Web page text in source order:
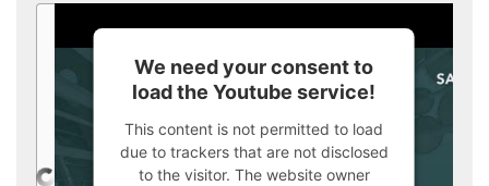
We need your consent to
load the Youtube service!
This content is not permitted to load
due to trackers that are not disclosed
to the visitor. The website owner